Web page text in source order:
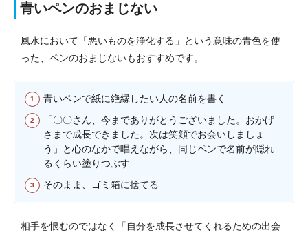
青いペンのおまじない
風水において「悪いものを浄化する」という意味の青色を使
った、ペンのおまじないもおすすめです。
青いペンで紙に絶縁したい人の名前を書く
「〇〇さん、今までありがとうございました。おかげ
さまで成長できました。次は笑顔でお会いしましょ
う」と心のなかで唱えながら、同じペンで名前が隠れ
るくらい塗りつぶす
そのまま、ゴミ箱に捨てる
相手を恨むのではなく「自分を成長させてくれるための出会